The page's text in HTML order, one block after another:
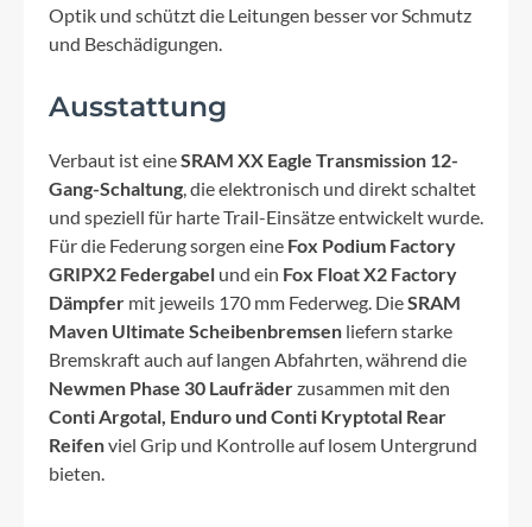
Optik und schützt die Leitungen besser vor Schmutz
und Beschädigungen.
Ausstattung
Verbaut ist eineSRAM XX Eagle Transmission 12-
Gang-Schaltung, die elektronisch und direkt schaltet
und speziell für harte Trail-Einsätze entwickelt wurde.
Für die Federung sorgen eine Fox Podium Factory
GRIPX2 Federgabel und ein Fox Float X2 Factory
Dämpfer mit jeweils 170 mm Federweg. DieSRAM
Maven Ultimate Scheibenbremsen liefern starke
Bremskraft auch auf langen Abfahrten, während die
Newmen Phase 30 Laufräderzusammen mit den
Conti Argotal, Enduro und Conti Kryptotal Rear
Reifenviel Grip und Kontrolle auf losem Untergrund
bieten.